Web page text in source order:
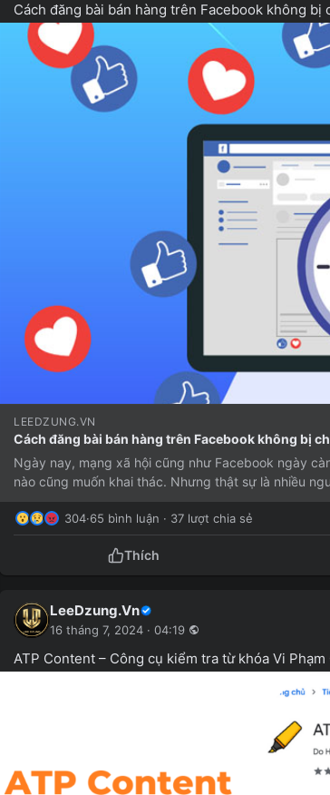
Cách đăng bài bán hàng trên Facebook không bị
LEEDZUNG.VN
Cách đăng bài bán hàng trên Facebook không bị
Ngày nay, mạng xã hội cũng như Facebook ngày
nào cũng muốn khai thác. Nhưng thật sự là nhiều
304·65 bình luận · 37 lượt chia sẻ
Thích
LeeDzung.Vn
16 tháng 7, 2024 · 04:19
ATP Content – Công cụ kiểm tra từ khóa Vi Phạm